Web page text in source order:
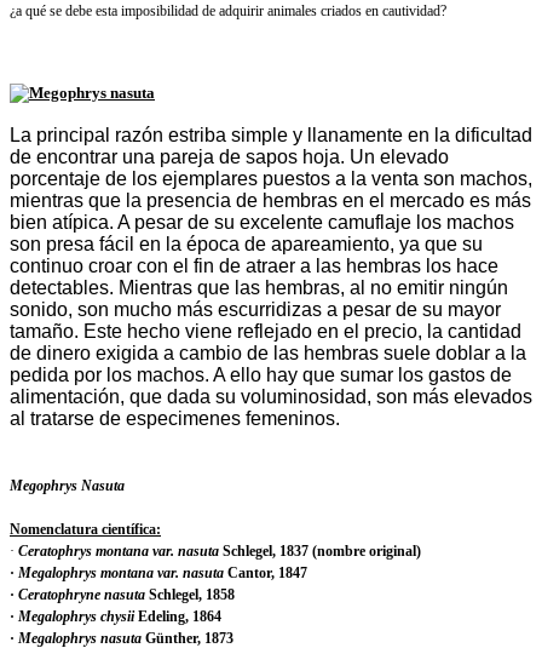
¿a qué se debe esta imposibilidad de adquirir animales criados en cautividad?
La principal razón estriba simple y llanamente en la dificultad
de encontrar una pareja de sapos hoja. Un elevado
porcentaje de los ejemplares puestos a la venta son machos,
mientras que la presencia de hembras en el mercado es más
bien atípica. A pesar de su excelente camuflaje los machos
son presa fácil en la época de apareamiento, ya que su
continuo croar con el fin de atraer a las hembras los hace
detectables. Mientras que las hembras, al no emitir ningún
sonido, son mucho más escurridizas a pesar de su mayor
tamaño. Este hecho viene reflejado en el precio, la cantidad
de dinero exigida a cambio de las hembras suele doblar a la
pedida por los machos. A ello hay que sumar los gastos de
alimentación, que dada su voluminosidad, son más elevados
al tratarse de especimenes femeninos.
Megophrys Nasuta
Nomenclatura científica:
· Ceratophrys montana var. nasuta Schlegel, 1837 (nombre original)
· Megalophrys montana var. nasuta Cantor, 1847
· Ceratophryne nasuta Schlegel, 1858
· Megalophrys chysiiEdeling, 1864
· Megalophrys nasuta Günther, 1873